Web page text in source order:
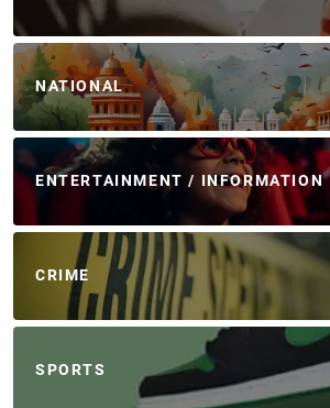
NATIONAL
ENTERTAINMENT / INFORMATION
CRIME
SPORTS